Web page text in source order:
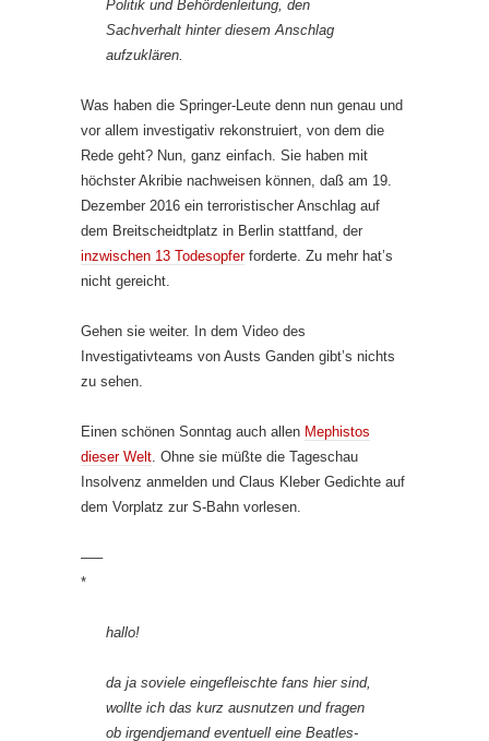
Politik und Behördenleitung, den
Sachverhalt hinter diesem Anschlag
aufzuklären.
Was haben die Springer-Leute denn nun genau und
vor allem investigativ rekonstruiert, von dem die
Rede geht? Nun, ganz einfach. Sie haben mit
höchster Akribie nachweisen können, daß am 19.
Dezember 2016 ein terroristischer Anschlag auf
dem Breitscheidtplatz in Berlin stattfand, der
inzwischen 13 Todesopferforderte. Zu mehr hat’s
nicht gereicht.
Gehen sie weiter. In dem Video des
Investigativteams von Austs Ganden gibt’s nichts
zu sehen.
Einen schönen Sonntag auch allen Mephistos
dieser Welt . Ohne sie müßte die Tageschau
Insolvenz anmelden und Claus Kleber Gedichte auf
dem Vorplatz zur S-Bahn vorlesen.
—–
*
hallo!
da ja soviele eingefleischte fans hier sind,
wollte ich das kurz ausnutzen und fragen
ob irgendjemand eventuell eine Beatles-